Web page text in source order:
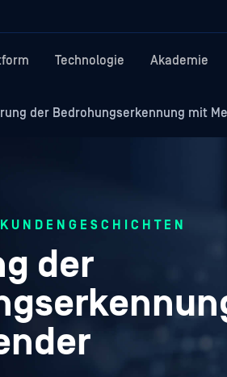
Technologie Akademie
der Bedrohungserkennung mit
der